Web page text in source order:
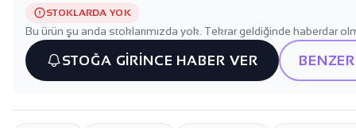
STOKLARDA YOK
Bu ürün şu anda stoklarımızda yok. Tekrar geldiğinde haberdar
STOĞA GİRİNCE HABER VER